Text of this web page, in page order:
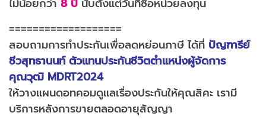
ไม่น้อยกว่า 8 ปี นับตั้งแต่วันที่ซื้อหน่วยลงทุน
===================
สอบถามการทำประกันเพื่อลดหย่อนภาษี ได้ที่ ปัญฑารีย์
ชีวสุทธานนท์ ตัวแทนประกันชีวิตตำแหน่งผู้จัดการ
คุณวุฒิ MDRT2024
ให้วางแผนดอทคอมดูแลเรื่องประกันให้คุณสิคะ เรามี
บริการหลังการขายตลอดอายุสัญญา